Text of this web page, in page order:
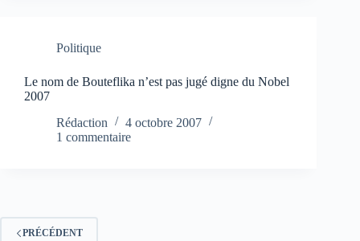
Politique
Le nom de Bouteflika n’est pas jugé digne du Nobel
2007
Rédaction
4 octobre 2007
1 commentaire
PRÉCÉDENT